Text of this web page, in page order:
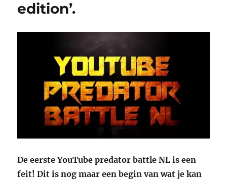
edition’.
De eerste YouTube predator battle NL is een
feit! Dit is nog maar een begin van wat je kan